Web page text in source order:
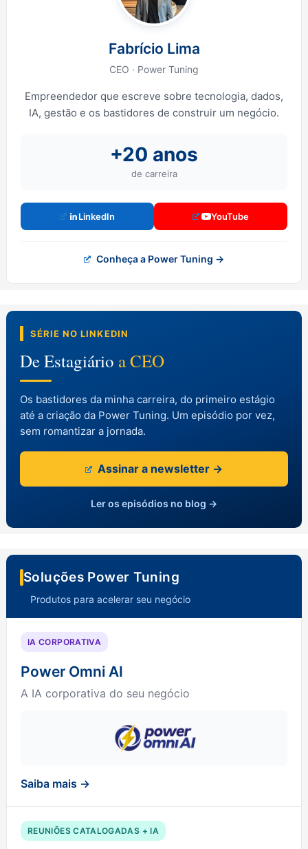
Fabrício Lima
CEO · Power Tuning
Empreendedor que escreve sobre tecnologia, dados,
IA, gestão e os bastidores de construir um negócio.
+20 anos
de carreira
LinkedIn YouTube
Conheça a Power Tuning →
SÉRIE NO LINKEDIN
De Estagiário a CEO
Os bastidores da minha carreira, do primeiro estágio
até a criação da Power Tuning. Um episódio por vez,
sem romantizar a jornada.
Assinar a newsletter →
Ler os episódios no blog →
Soluções Power Tuning
Produtos para acelerar seu negócio
IA CORPORATIVA
Power Omni AI
A IA corporativa do seu negócio
Saiba mais →
REUNIÕES CATALOGADAS + IA